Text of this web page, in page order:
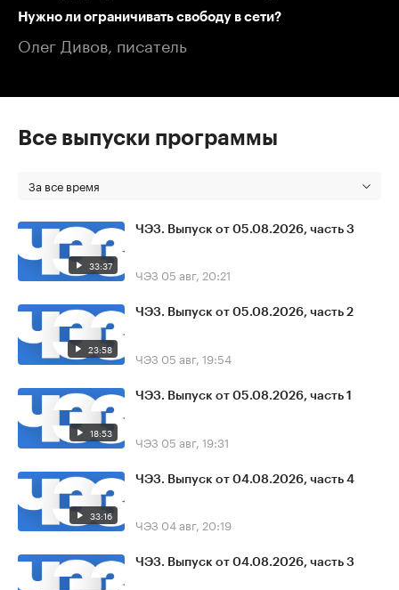
Нужно ли ограничивать свободу в сети?
Олег Дивов, писатель
Все выпуски программы
За все время
33:37
ЧЭЗ. Выпуск от 05.08.2026, часть 3
ЧЭЗ 05 авг, 20:21
23:58
ЧЭЗ. Выпуск от 05.08.2026, часть 2
ЧЭЗ 05 авг, 19:54
18:53
ЧЭЗ. Выпуск от 05.08.2026, часть 1
ЧЭЗ 05 авг, 19:31
33:16
ЧЭЗ. Выпуск от 04.08.2026, часть 4
ЧЭЗ 04 авг, 20:19
ЧЭЗ. Выпуск от 04.08.2026, часть 3